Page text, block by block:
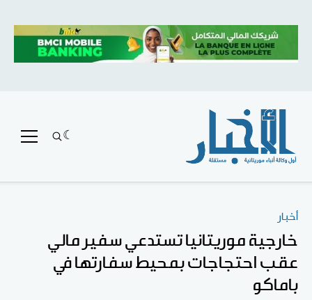
أخبار
خارجية موريتانيا تستدعي سفير مالي
عقب احتجاجات بمحيط سفارتها في
باماكو